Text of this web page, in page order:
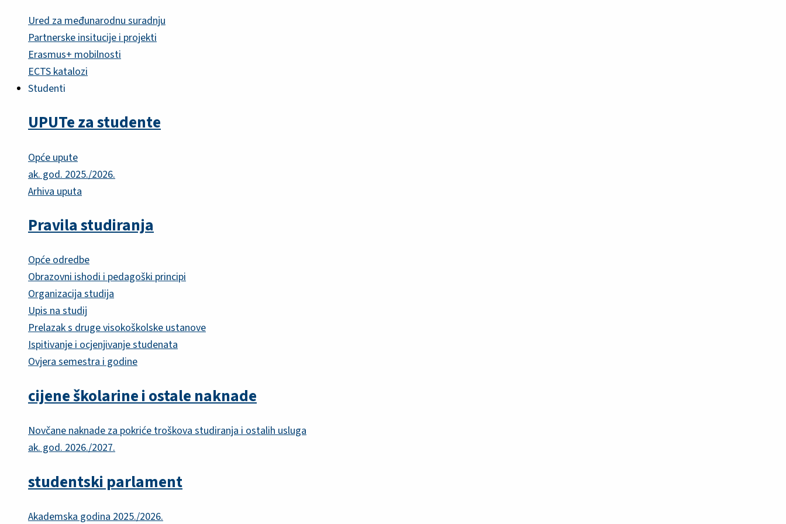
Ured za međunarodnu suradnju
Partnerske insitucije i projekti
Erasmus+ mobilnosti
ECTS katalozi
Studenti
UPUTe za studente
Opće upute
ak. god. 2025./2026.
Arhiva uputa
Pravila studiranja
Opće odredbe
Obrazovni ishodi i pedagoški principi
Organizacija studija
Upis na studij
Prelazak s druge visokoškolske ustanove
Ispitivanje i ocjenjivanje studenata
Ovjera semestra i godine
cijene školarine i ostale naknade
Novčane naknade za pokriće troškova studiranja i ostalih usluga
ak. god. 2026./2027.
studentski parlament
Akademska godina 2025./2026.